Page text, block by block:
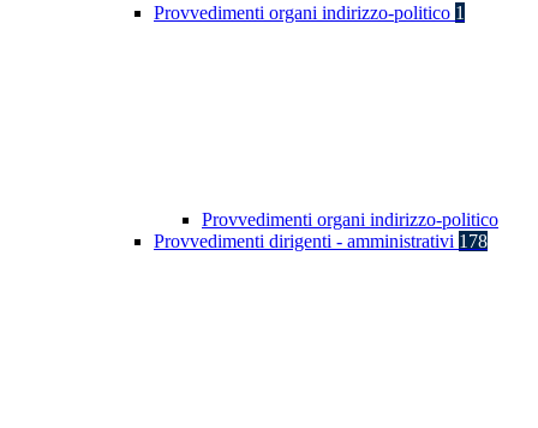
Provvedimenti organi indirizzo-politico 1
Provvedimenti organi indirizzo-politico
Provvedimenti dirigenti - amministrativi 178